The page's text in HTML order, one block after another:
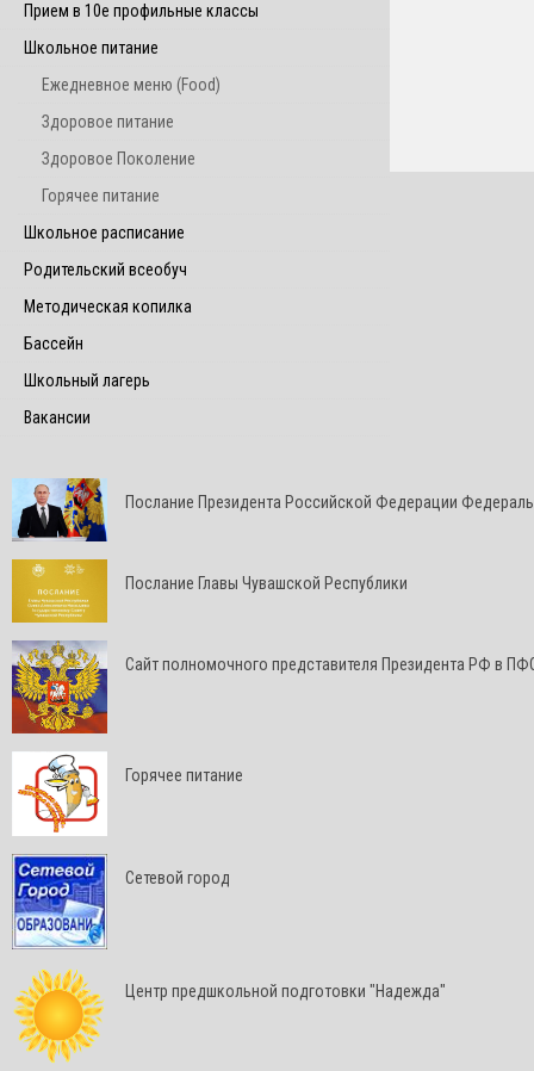
Прием в 10е профильные классы
Школьное питание
Ежедневное меню (Food)
Здоровое питание
Здоровое Поколение
Горячее питание
Школьное расписание
Родительский всеобуч
Методическая копилка
Бассейн
Школьный лагерь
Вакансии
Послание Президента Российской Федерации
Послание Главы Чувашской Республики
Cайт полномочного представителя Президента РФ в
Горячее питание
Сетевой город
Центр предшкольной подготовки "Надежда"